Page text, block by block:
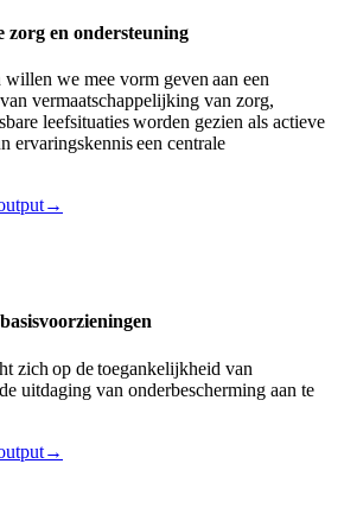
zorg en ondersteuning
we mee vorm geven aan een
vermaatschappelijking van zorg,
leefsituaties worden gezien als actieve
ervaringskennis een centrale
zich op de toegankelijkheid van
uitdaging van onderbescherming aan te